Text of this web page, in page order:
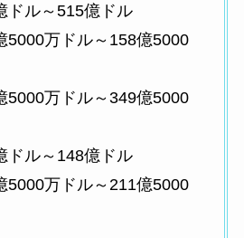
ル～515億ドル
万ドル～158億5000
万ドル～349億5000
ル～148億ドル
万ドル～211億5000